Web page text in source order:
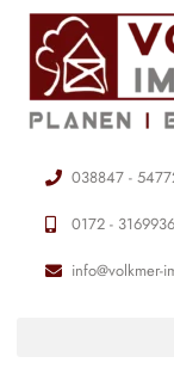
038847 -
0172 - 3169936
info@volkmer-